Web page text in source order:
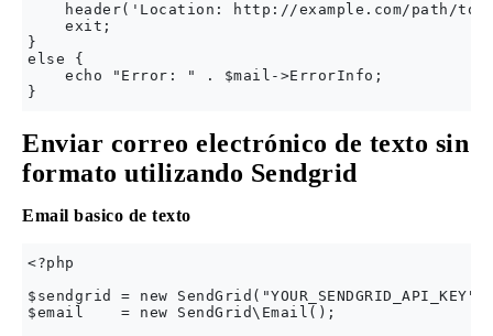
header('Location: http://example.com/path/
    exit;
}
else {
    echo "Error: " . $mail->ErrorInfo;
Enviar correo electrónico de texto sin
formato utilizando Sendgrid
Email basico de texto
<?php
$sendgrid = new
$email    = new SendGrid\Email();